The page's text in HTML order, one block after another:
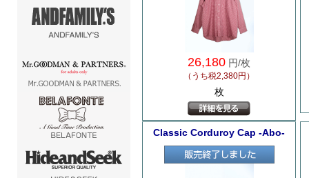
26,180 円/枚
（うち税2,380円）
枚
Classic Corduroy Cap -Abo-